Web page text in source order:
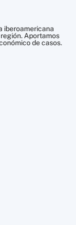
iberoamericana
Aportamos
de casos.